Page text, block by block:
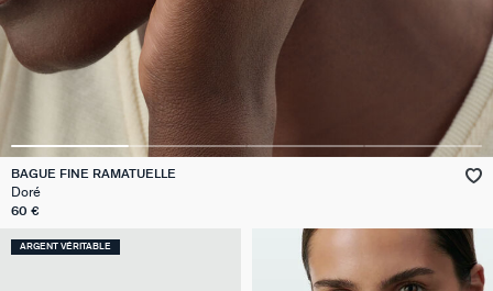
BAGUE FINE RAMATUELLE
Doré
60 €
ARGENT VÉRITABLE